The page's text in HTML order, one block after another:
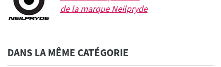
de la marqueNeilpryde
DANS LA MÊME CATÉGORIE